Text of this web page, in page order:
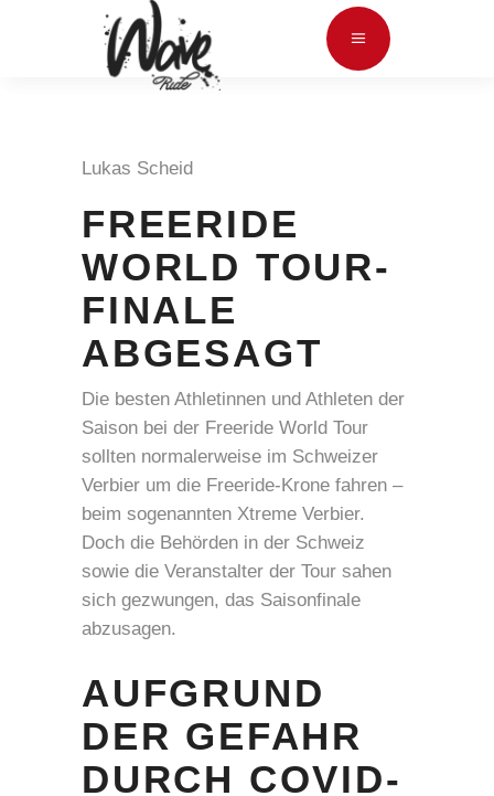
Lukas Scheid
FREERIDE
WORLD TOUR-
FINALE
ABGESAGT
Die besten Athletinnen und Athleten der
Saison bei der Freeride World Tour
sollten normalerweise im Schweizer
Verbier um die Freeride-Krone fahren –
beim sogenannten Xtreme Verbier.
Doch die Behörden in der Schweiz
sowie die Veranstalter der Tour sahen
sich gezwungen, das Saisonfinale
abzusagen.
AUFGRUND
DER GEFAHR
DURCH COVID-